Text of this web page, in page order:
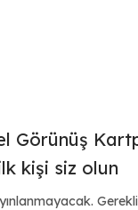
Görünüş
kişi siz olun